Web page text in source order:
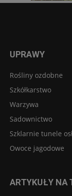
UPRAWY
Rośliny ozdobne
Szkółkarstwo
Warzywa
Sadownictwo
Szklarnie tunele
Owoce jagodowe
ARTYKUŁY NA